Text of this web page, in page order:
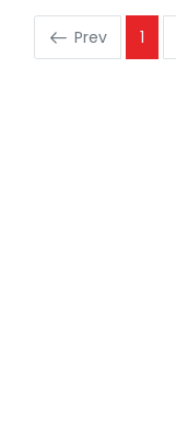
Prev 1